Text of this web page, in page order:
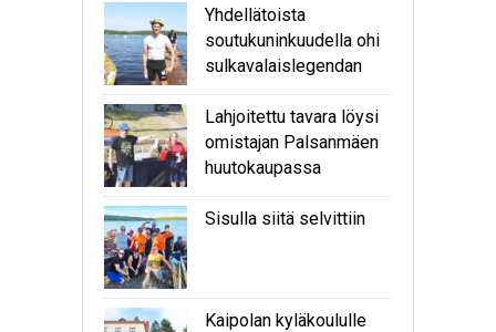
Yhdellätoista
soutukuninkuudella ohi
sulkavalaislegendan
Lahjoitettu tavara löysi
omistajan Palsanmäen
huutokaupassa
Sisulla siitä selvittiin
Kaipolan kyläkoululle